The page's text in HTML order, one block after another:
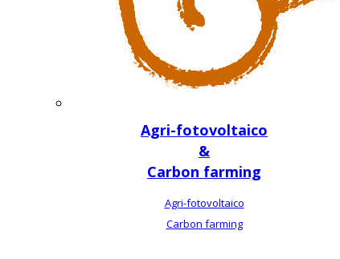
Agri-fotovoltaico
&
Carbon farming
Agri-fotovoltaico
Carbon farming